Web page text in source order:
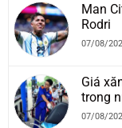
Man
Rodri
07/08/
Giá
trong
07/08/